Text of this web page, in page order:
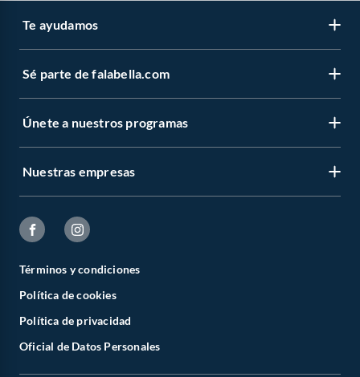
Te ayudamos
Sé parte de falabella.com
Únete a nuestros programas
Nuestras empresas
Términos y condiciones
Política de cookies
Política de privacidad
Oficial de Datos Personales